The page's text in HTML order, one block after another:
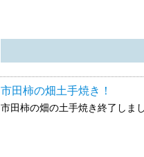
市田柿の畑土手焼き！
市田柿の畑の土手焼き終了しま